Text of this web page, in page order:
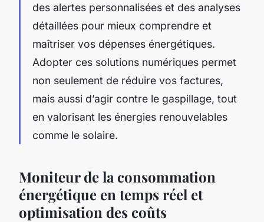
des alertes personnalisées et des analyses
détaillées pour mieux comprendre et
maîtriser vos dépenses énergétiques.
Adopter ces solutions numériques permet
non seulement de réduire vos factures,
mais aussi d’agir contre le gaspillage, tout
en valorisant les énergies renouvelables
comme le solaire.
Moniteur de la consommation
énergétique en temps réel et
optimisation des coûts